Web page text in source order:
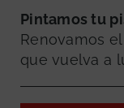
Pintamos tu
Renovamos
que vuelva a